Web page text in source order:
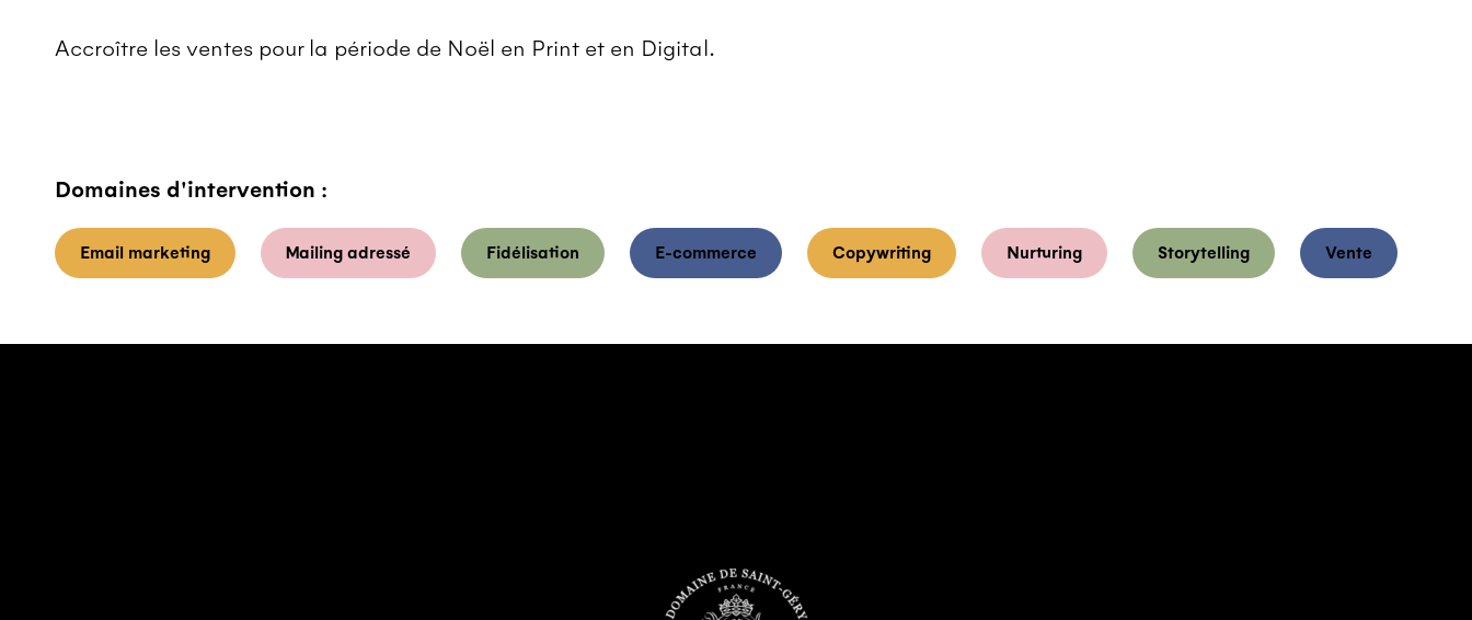
Accroître les ventes pour la période de Noël en Print et en Digital.
Domaines d'intervention :
Email marketing Mailing adressé Fidélisation E-commerce Copywriting Nurturing Storytelling Vente